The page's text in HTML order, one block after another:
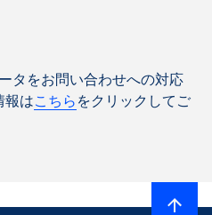
タをお問い合わせへの対応
報はこちら をクリックしてご